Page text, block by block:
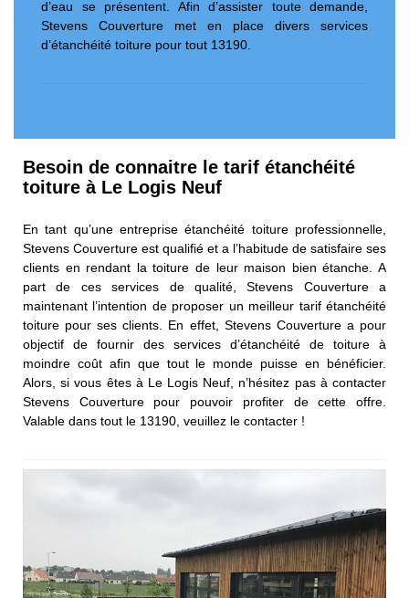
d’eau se présentent. Afin d’assister toute demande,
Stevens Couverture met en place divers services
d’étanchéité toiture pour tout 13190.
Besoin de connaitre le tarif étanchéité
toiture à Le Logis Neuf
En tant qu’une entreprise étanchéité toiture professionnelle,
Stevens Couverture est qualifié et a l’habitude de satisfaire ses
clients en rendant la toiture de leur maison bien étanche. A
part de ces services de qualité, Stevens Couverture a
maintenant l’intention de proposer un meilleur tarif étanchéité
toiture pour ses clients. En effet, Stevens Couverture a pour
objectif de fournir des services d’étanchéité de toiture à
moindre coût afin que tout le monde puisse en bénéficier.
Alors, si vous êtes à Le Logis Neuf, n’hésitez pas à contacter
Stevens Couverture pour pouvoir profiter de cette offre.
Valable dans tout le 13190, veuillez le contacter !